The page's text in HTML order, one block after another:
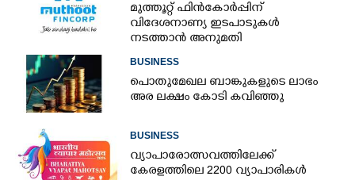
മുത്തൂറ്റ് ഫിൻകോർപ്പിന്
വിദേശനാണ്യ ഇടപാടുകൾ
നടത്താൻ അനുമതി
BUSINESS
പൊതുമേഖല ബാങ്കുകളുടെ ലാഭം
അര ലക്ഷം കോടി കവിഞ്ഞു
BUSINESS
വ്യാപാരോത്സവത്തിലേക്ക്
കേരളത്തിലെ 2200 വ്യാപാരികൾ